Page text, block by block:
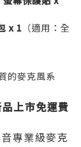
x 1 （適用：全
的麥克風系
上市免運費
專業級麥克